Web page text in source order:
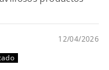
12/04/2026